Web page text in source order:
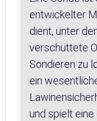
entwickelter
dient, unter
verschüttete
Sondieren zu
ein
und spielt